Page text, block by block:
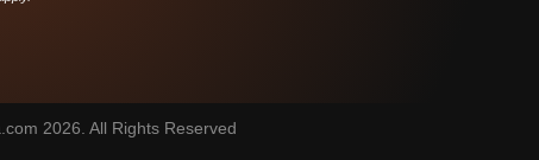
2026. All Rights Reserved